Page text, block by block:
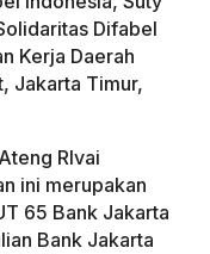
Difabel
Kerja Daerah
Jakarta Timur,
RIvai
ini merupakan
65 Bank Jakarta
Bank Jakarta